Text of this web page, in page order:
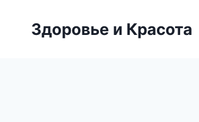
содержимому
Здоровье и Красота